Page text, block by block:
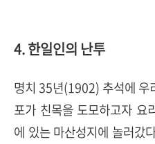
4. 한일인의 난투
명치 35년(1902) 추석에 우
포가 친목을 도모하고자 요
에 있는 마산성지에 놀러갔